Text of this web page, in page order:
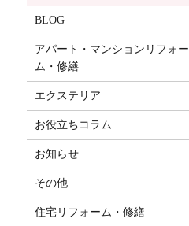
BLOG
アパート・マンションリフォー
ム・修繕
エクステリア
お役立ちコラム
お知らせ
その他
住宅リフォーム・修繕